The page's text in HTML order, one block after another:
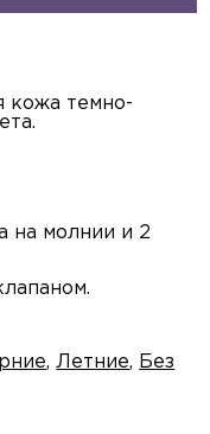
кожа темно-
на молнии и 2
,Летние, Без